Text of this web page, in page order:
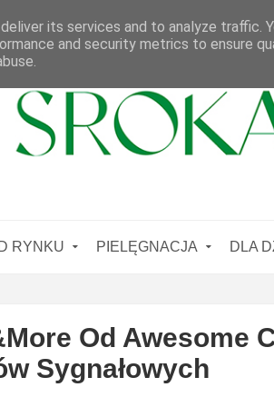
RYNKU PIELĘGNACJA DLA
Od Awesome
Sygnałowych
its services and to analyze traffic.
and security metrics to ensure